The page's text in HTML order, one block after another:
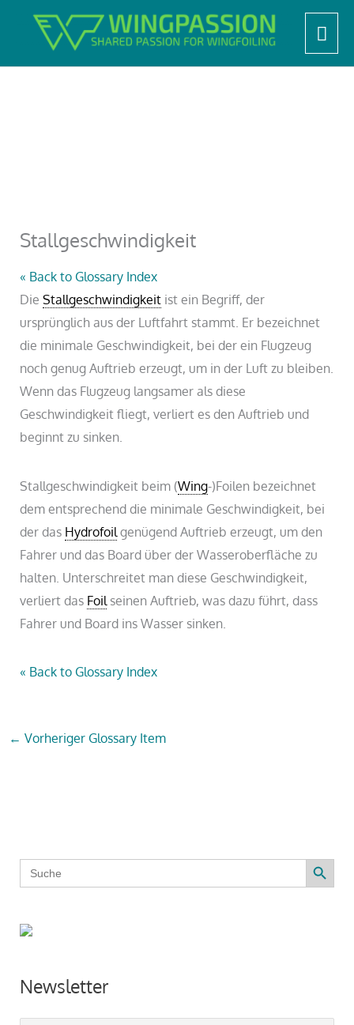
Start LERNEN, TIPPS & TRICKS
Wingfoil Lexikon
Stallgeschwindigkeit
Stallgeschwindigkeit
« Back to Glossary Index
DieStallgeschwindigkeit ist ein Begriff, der
ursprünglich aus der Luftfahrt stammt. Er bezeichnet
die minimale Geschwindigkeit, bei der ein Flugzeug
noch genug Auftrieb erzeugt, um in der Luft zu bleiben.
Wenn das Flugzeug langsamer als diese
Geschwindigkeit fliegt, verliert es den Auftrieb und
beginnt zu sinken.
Stallgeschwindigkeit beim (Wing-)Foilen bezeichnet
dem entsprechend die minimale Geschwindigkeit, bei
der das Hydrofoil genügend Auftrieb erzeugt, um den
Fahrer und das Board über der Wasseroberfläche zu
halten. Unterschreitet man diese Geschwindigkeit,
verliert das Foil seinen Auftrieb, was dazu führt, dass
Fahrer und Board ins Wasser sinken.
« Back to Glossary Index
← Vorheriger Glossary Item
Search
for:
Search Button
Newsletter